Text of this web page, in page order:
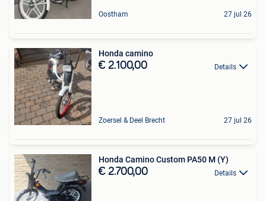
Oostham 27 jul 26
Honda camino
€ 2.100,00 Details
Zoersel & Deel Brecht 27 jul 26
Honda Camino Custom PA50 M (Y)
€ 2.700,00 Details